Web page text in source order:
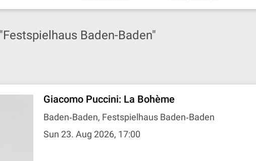
Baden-Baden"
Giacomo Puccini: La Bohème
Baden‐Baden, Festspielhaus Baden‐Baden
Sun 23. Aug 2026, 17:00